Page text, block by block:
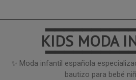
KIDS MODA
✨ Moda infantil española
bautizo para bebé